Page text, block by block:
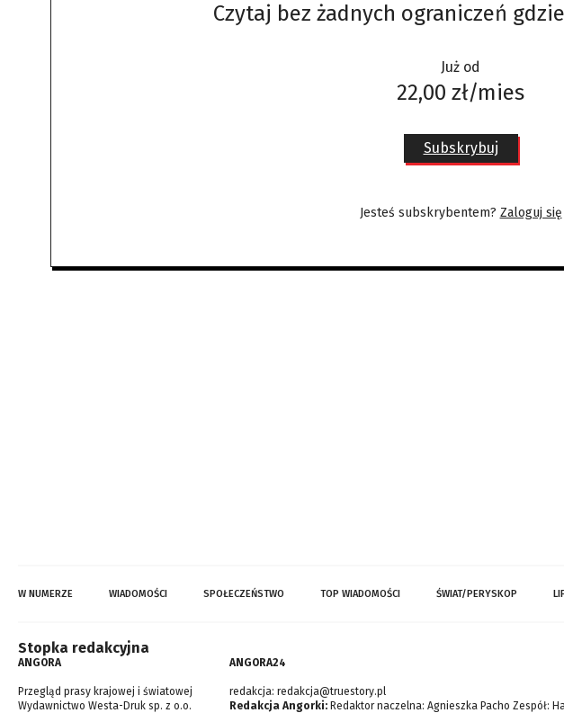
Czytaj bez żadnych ograniczeń
Już od
22,00 zł/mies
Subskrybuj
Jesteś subskrybentem? Zaloguj się
W NUMERZE WIADOMOŚCI SPOŁECZEŃSTWO TOP WIADOMOŚCI ŚWIAT/PERYSKOP
Stopka redakcyjna
ANGORA
Przegląd prasy krajowej i światowej
Wydawnictwo Westa-Druk sp. z o.o.
ANGORA24
redakcja: redakcja@truestory.pl
Redakcja Angorki: Redaktor naczelna: Agnieszka Pacho Zespół: